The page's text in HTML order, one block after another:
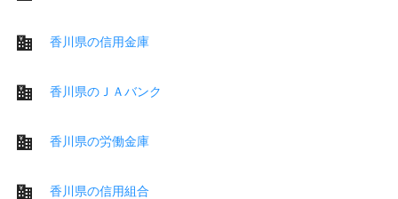
香川県の信用金庫
香川県のＪＡバンク
香川県の労働金庫
香川県の信用組合